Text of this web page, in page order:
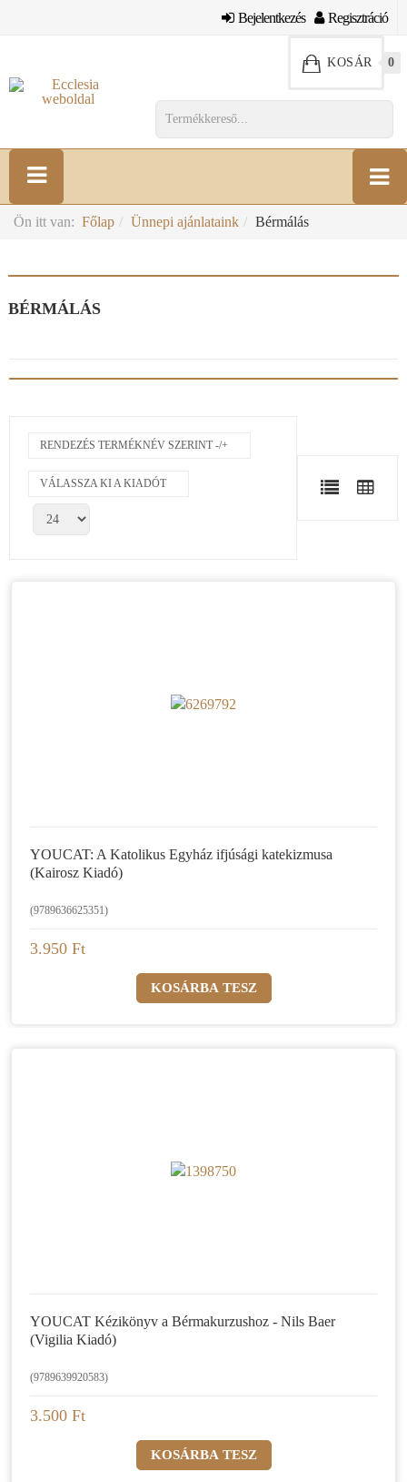
Bejelentkezés Regisztráció
KOSÁR 0
Ön itt van: Főlap Ünnepi ajánlataink Bérmálás
BÉRMÁLÁS
RENDEZÉS TERMÉKNÉV SZERINT -/+
VÁLASSZA KI A KIADÓT
YOUCAT: A Katolikus Egyház ifjúsági katekizmusa
(Kairosz Kiadó)
(9789636625351)
3.950 Ft
YOUCAT Kézikönyv a Bérmakurzushoz - Nils Baer
(Vigilia Kiadó)
(9789639920583)
3.500 Ft